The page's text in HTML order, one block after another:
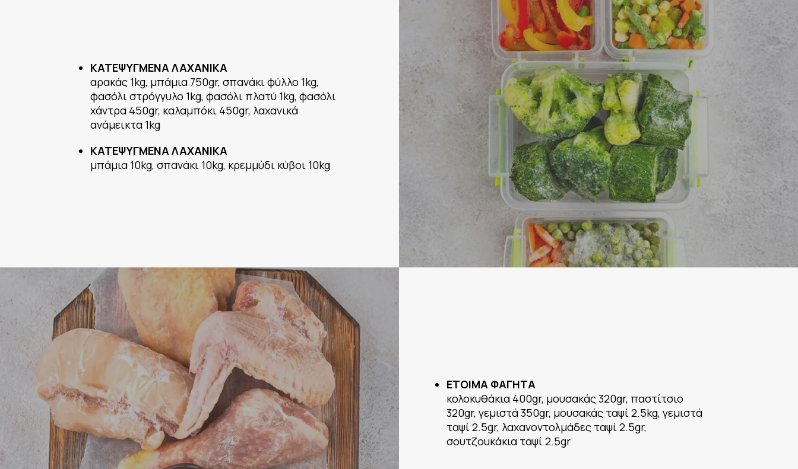
ΚΑΤΕΨΥΓΜΕΝΑ ΛΑΧΑΝΙΚΑ
αρακάς 1kg, μπάμια 750gr, σπανάκι φύλλο 1kg,
φασόλι στρόγγυλο 1kg, φασόλι πλατύ 1kg, φασόλι
χάντρα 450gr, καλαμπόκι 450gr, λαχανικά
ανάμεικτα 1kg
ΚΑΤΕΨΥΓΜΕΝΑ ΛΑΧΑΝΙΚΑ
μπάμια 10kg, σπανάκι 10kg, κρεμμύδι κύβοι 10kg
ΕΤΟΙΜΑ ΦΑΓΗΤΑ
κολοκυθάκια 400gr, μουσακάς 320gr, παστίτσιο
320gr, γεμιστά 350gr, μουσακάς ταψί 2.5kg, γεμιστά
ταψί 2.5gr, λαχανοντολμάδες ταψί 2.5gr,
σουτζουκάκια ταψί 2.5gr